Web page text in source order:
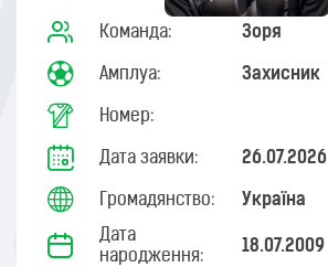
Команда: Зоря
Амплуа: Захисник
Номер:
Дата заявки: 26.07.2026
Громадянство: Україна
Дата
народження:
18.07.2009